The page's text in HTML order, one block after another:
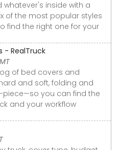
inside with a
of the most popular styles
find the right one for your
- RealTruck
of bed covers and
and soft, folding and
you can find the
and your workflow